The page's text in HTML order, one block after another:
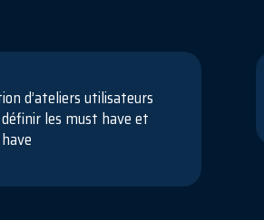
d’ateliers utilisateurs
les must have et